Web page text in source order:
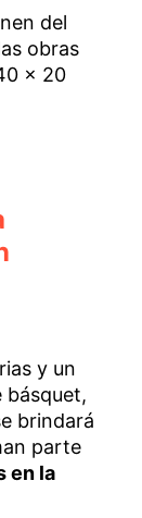
del
obras
x 20
y un
básquet,
brindará
parte
en la